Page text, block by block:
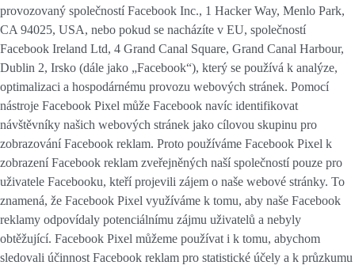
provozovaný společností Facebook Inc., 1 Hacker Way, Menlo Park,
CA 94025, USA, nebo pokud se nacházíte v EU, společností
Facebook Ireland Ltd, 4 Grand Canal Square, Grand Canal Harbour,
Dublin 2, Irsko (dále jako „Facebook“), který se používá k analýze,
optimalizaci a hospodárnému provozu webových stránek. Pomocí
nástroje Facebook Pixel může Facebook navíc identifikovat
návštěvníky našich webových stránek jako cílovou skupinu pro
zobrazování Facebook reklam. Proto používáme Facebook Pixel k
zobrazení Facebook reklam zveřejněných naší společností pouze pro
uživatele Facebooku, kteří projevili zájem o naše webové stránky. To
znamená, že Facebook Pixel využíváme k tomu, aby naše Facebook
reklamy odpovídaly potenciálnímu zájmu uživatelů a nebyly
obtěžující. Facebook Pixel můžeme používat i k tomu, abychom
sledovali účinnost Facebook reklam pro statistické účely a k průzkumu